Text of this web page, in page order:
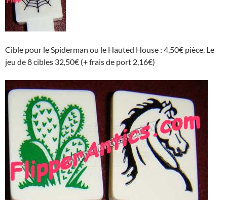
Cible pour le Spiderman ou le Hauted House : 4,50€ pièce. Le
jeu de 8 cibles 32,50€ (+ frais de port 2,16€)